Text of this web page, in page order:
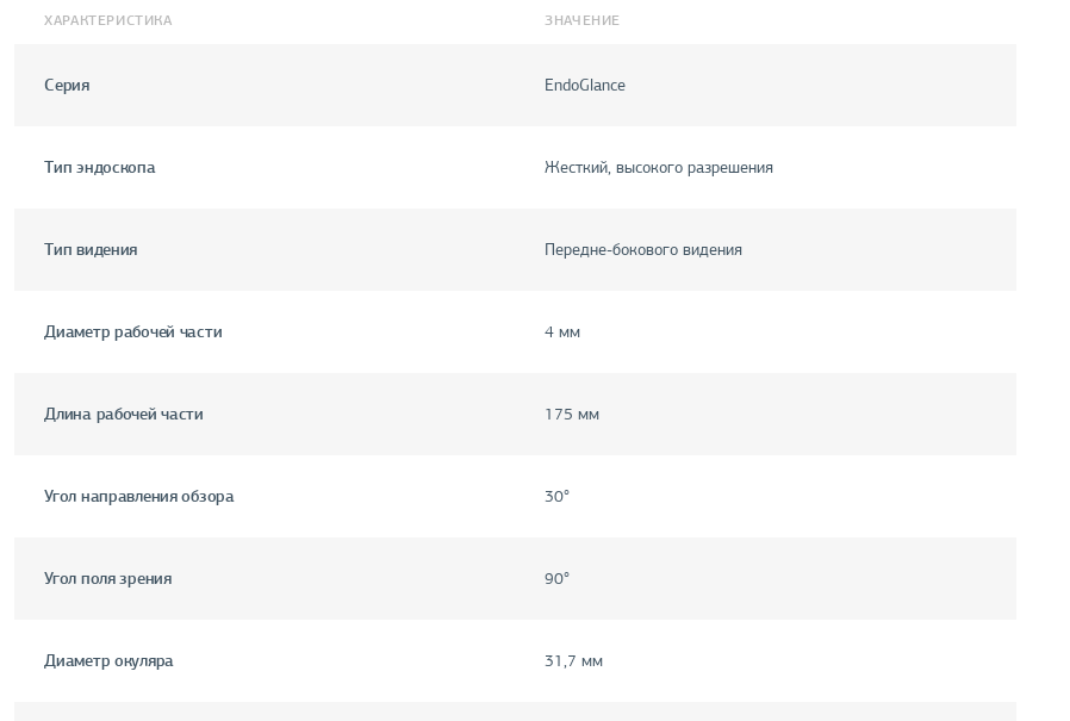
ХАРАКТЕРИСТИКА ЗНАЧЕНИЕ
Серия EndoGlance
Тип эндоскопа Жесткий, высокого разрешения
Тип видения Передне-бокового видения
Диаметр рабочей части 4 мм
Длина рабочей части 175 мм
Угол направления обзора 30°
Угол поля зрения 90°
Диаметр окуляра 31,7 мм